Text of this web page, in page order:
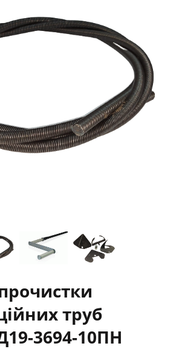
труб
3694-10ПН